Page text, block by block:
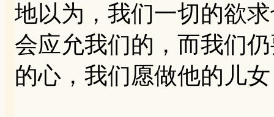
地以为，我们一切的欲
会应允我们的，而我们
的心，我们愿做他的儿